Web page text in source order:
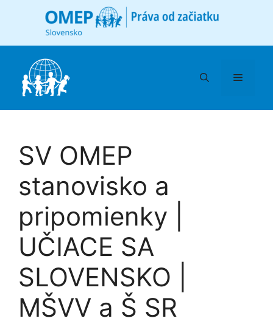
Menu
SV OMEP
stanovisko a
pripomienky |
UČIACE SA
SLOVENSKO |
MŠVV a Š SR